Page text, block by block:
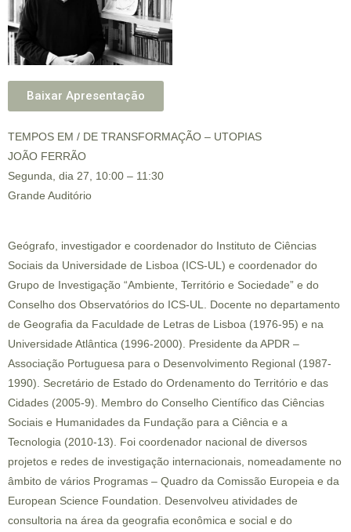
Baixar Apresentação
TEMPOS EM / DE TRANSFORMAÇÃO – UTOPIAS
JOÃO FERRÃO
Segunda, dia 27, 10:00 – 11:30
Grande Auditório
Geógrafo, investigador e coordenador do Instituto de Ciências
Sociais da Universidade de Lisboa (ICS-UL) e coordenador do
Grupo de Investigação “Ambiente, Território e Sociedade” e do
Conselho dos Observatórios do ICS-UL. Docente no departamento
de Geografia da Faculdade de Letras de Lisboa (1976-95) e na
Universidade Atlântica (1996-2000). Presidente da APDR –
Associação Portuguesa para o Desenvolvimento Regional (1987-
1990). Secretário de Estado do Ordenamento do Território e das
Cidades (2005-9). Membro do Conselho Científico das Ciências
Sociais e Humanidades da Fundação para a Ciência e a
Tecnologia (2010-13). Foi coordenador nacional de diversos
projetos e redes de investigação internacionais, nomeadamente no
âmbito de vários Programas – Quadro da Comissão Europeia e da
European Science Foundation. Desenvolveu atividades de
consultoria na área da geografia econômica e social e do